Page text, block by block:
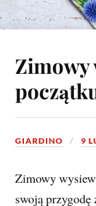
Zimowy
GIARDINO 9
Zimowy
swoją